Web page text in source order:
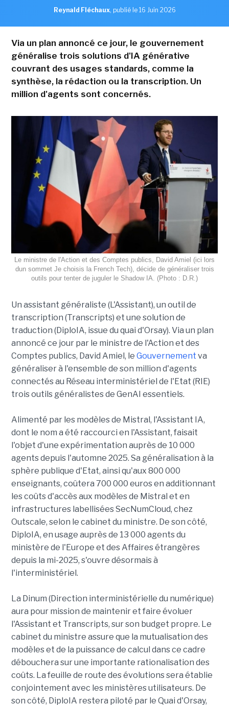
Reynald Fléchaux, publié le 16 Juin 2026
Via un plan annoncé ce jour, le gouvernement
généralise trois solutions d'IA générative
couvrant des usages standards, comme la
synthèse, la rédaction ou la transcription. Un
million d'agents sont concernés.
Le ministre de l'Action et des Comptes publics, David Amiel (ici lors
dun sommet Je choisis la French Tech), décide de généraliser trois
outils pour tenter de juguler le Shadow IA. (Photo : D.R.)
Un assistant généraliste (L'Assistant), un outil de
transcription (Transcripts) et une solution de
traduction (DiploIA, issue du quai d'Orsay). Via un plan
annoncé ce jour par le ministre de l'Action et des
Comptes publics, David Amiel, le Gouvernement va
généraliser à l'ensemble de son million d'agents
connectés au Réseau interministériel de l'Etat (RIE)
trois outils généralistes de GenAI essentiels.
Alimenté par les modèles de Mistral, l'Assistant IA,
dont le nom a été raccourci en l'Assistant, faisait
l'objet d'une expérimentation auprès de 10 000
agents depuis l'automne 2025. Sa généralisation à la
sphère publique d'Etat, ainsi qu'aux 800 000
enseignants, coûtera 700 000 euros en additionnant
les coûts d'accès aux modèles de Mistral et en
infrastructures labellisées SecNumCloud, chez
Outscale, selon le cabinet du ministre. De son côté,
DiploIA, en usage auprès de 13 000 agents du
ministère de l'Europe et des Affaires étrangères
depuis la mi-2025, s'ouvre désormais à
l'interministériel.
La Dinum (Direction interministérielle du numérique)
aura pour mission de maintenir et faire évoluer
l'Assistant et Transcripts, sur son budget propre. Le
cabinet du ministre assure que la mutualisation des
modèles et de la puissance de calcul dans ce cadre
débouchera sur une importante rationalisation des
coûts. La feuille de route des évolutions sera établie
conjointement avec les ministères utilisateurs. De
son côté, DiploIA restera piloté par le Quai d'Orsay,